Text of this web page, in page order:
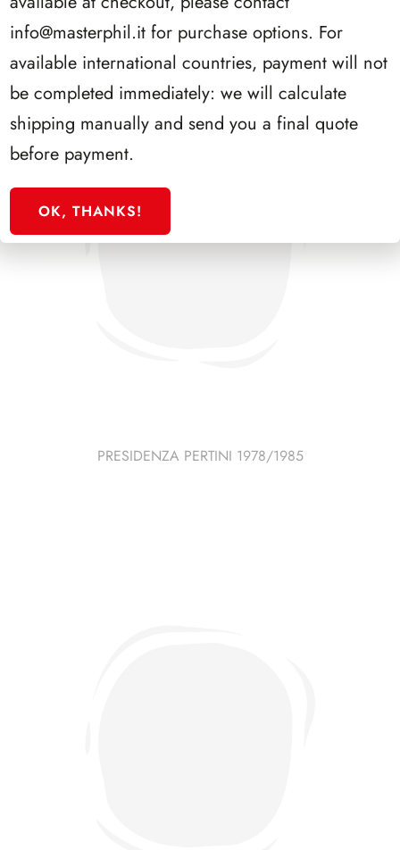
PRESIDENZA PERTINI 1978/1985
info@masterphil.it for purchase options. For
available international countries, payment will not
be completed immediately: we will calculate
shipping manually and send you a final quote
before payment.
OK, THANKS!